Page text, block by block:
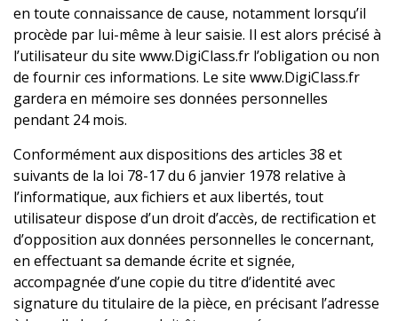
en toute connaissance de cause, notamment lorsqu’il
procède par lui-même à leur saisie. Il est alors précisé à
l’utilisateur du site www.DigiClass.fr l’obligation ou non
de fournir ces informations. Le site www.DigiClass.fr
gardera en mémoire ses données personnelles
pendant 24 mois.
Conformément aux dispositions des articles 38 et
suivants de la loi 78-17 du 6 janvier 1978 relative à
l’informatique, aux fichiers et aux libertés, tout
utilisateur dispose d’un droit d’accès, de rectification et
d’opposition aux données personnelles le concernant,
en effectuant sa demande écrite et signée,
accompagnée d’une copie du titre d’identité avec
signature du titulaire de la pièce, en précisant l’adresse